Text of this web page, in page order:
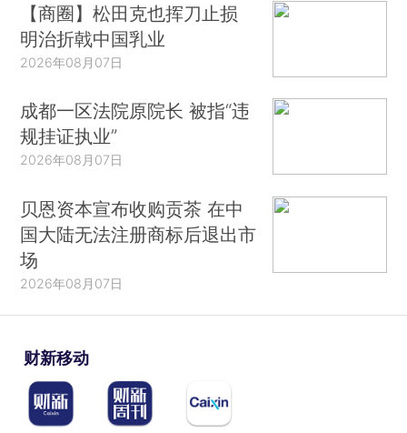
【商圈】松田克也挥刀止损
明治折戟中国乳业
2026年08月07日
成都一区法院原院长 被指“违
规挂证执业”
2026年08月07日
贝恩资本宣布收购贡茶 在中
国大陆无法注册商标后退出市
场
2026年08月07日
财新移动